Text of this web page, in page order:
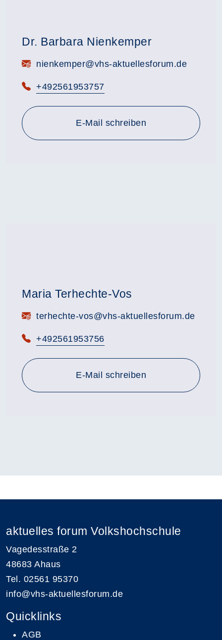
Dr. Barbara Nienkemper
E-Mail:nienkemper@vhs-aktuellesforum.de
Telefon:
+492561953757
E-Mail schreiben
Maria Terhechte-Vos
E-Mail:terhechte-vos@vhs-aktuellesforum.de
Telefon:
+492561953756
E-Mail schreiben
aktuelles forum Volkshochschule
Vagedesstraße 2
48683 Ahaus
Tel. 02561 95370
info@vhs-aktuellesforum.de
Quicklinks
AGB